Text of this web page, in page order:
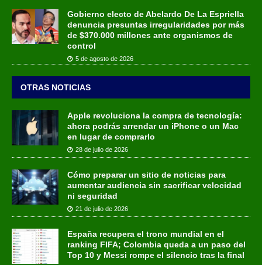
Gobierno electo de Abelardo De La Espriella
denuncia presuntas irregularidades por más
de $370.000 millones ante organismos de
control
5 de agosto de 2026
OTRAS NOTICIAS
Apple revoluciona la compra de tecnología:
ahora podrás arrendar un iPhone o un Mac
en lugar de comprarlo
28 de julio de 2026
Cómo preparar un sitio de noticias para
aumentar audiencia sin sacrificar velocidad
ni seguridad
21 de julio de 2026
España recupera el trono mundial en el
ranking FIFA; Colombia queda a un paso del
Top 10 y Messi rompe el silencio tras la final